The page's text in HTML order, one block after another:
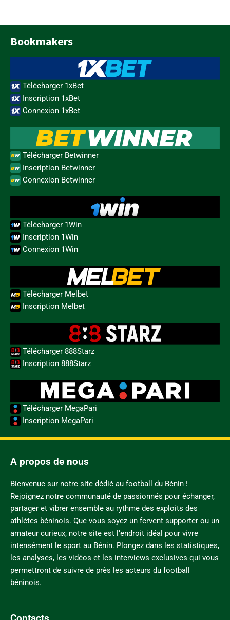
Bookmakers
Télécharger 1xBet
Inscription 1xBet
Connexion 1xBet
Télécharger Betwinner
Inscription Betwinner
Connexion Betwinner
Télécharger 1Win
Inscription 1Win
Connexion 1Win
Télécharger Melbet
Inscription Melbet
Télécharger 888Starz
Inscription 888Starz
Télécharger MegaPari
Inscription MegaPari
A propos de nous
Bienvenue sur notre site dédié au football du Bénin !
Rejoignez notre communauté de passionnés pour échanger,
partager et vibrer ensemble au rythme des exploits des
athlètes béninois. Que vous soyez un fervent supporter ou un
amateur curieux, notre site est l’endroit idéal pour vivre
intensément le sport au Bénin. Plongez dans les statistiques,
les analyses, les vidéos et les interviews exclusives qui vous
permettront de suivre de près les acteurs du football
béninois.